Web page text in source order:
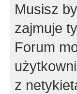
Musisz
zajmuje
Forum
z